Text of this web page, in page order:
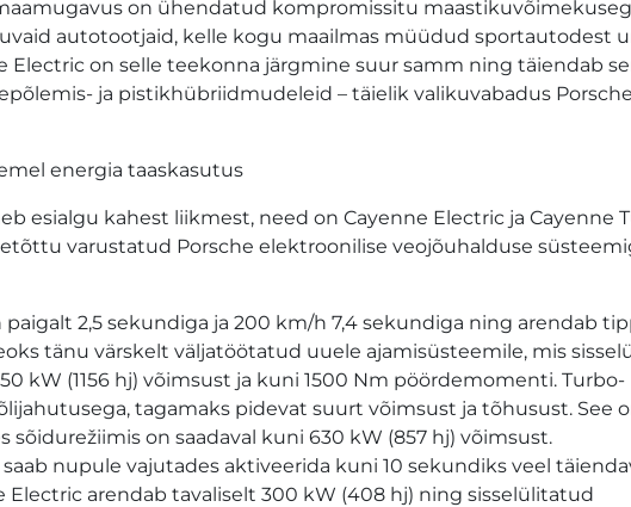
on ühendatud kompromissitu
autotootjaid, kelle kogu maailmas müüdud sportautodest
on selle teekonna järgmine suur samm ning täiendab
ja pistikhübriidmudeleid – täielik valikuvabadus Porsche
energia taaskasutus
esialgu kahest liikmest, need on Cayenne Electric ja Cayenne
varustatud Porsche elektroonilise veojõuhalduse
2,5 sekundiga ja 200 km/h 7,4 sekundiga ning arendab
tänu värskelt väljatöötatud uuele ajamisüsteemile, mis
kW (1156 hj) võimsust ja kuni 1500 Nm pöördemomenti. Turbo-
tagamaks pidevat suurt võimsust ja tõhusust. See
on saadaval kuni 630 kW (857 hj) võimsust.
nupule vajutades aktiveerida kuni 10 sekundiks veel
Electric arendab tavaliselt 300 kW (408 hj) ning sisselülitatud